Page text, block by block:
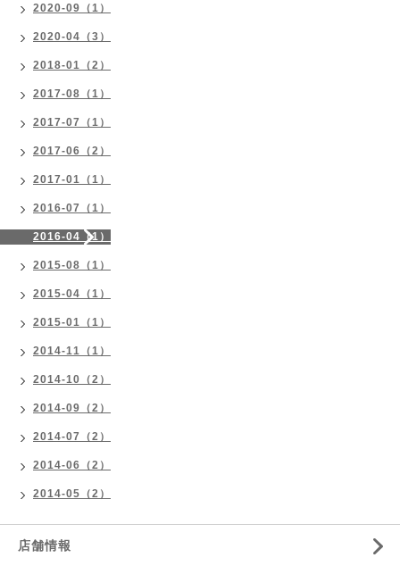
2020-09（1）
2020-04（3）
2018-01（2）
2017-08（1）
2017-07（1）
2017-06（2）
2017-01（1）
2016-07（1）
2016-04（1）
2015-08（1）
2015-04（1）
2015-01（1）
2014-11（1）
2014-10（2）
2014-09（2）
2014-07（2）
2014-06（2）
2014-05（2）
店舗情報